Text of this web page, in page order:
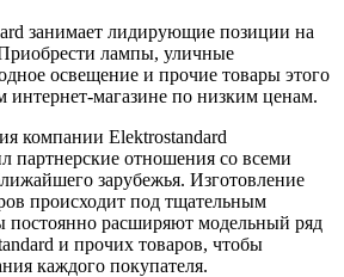
занимает лидирующие позиции на
лампы, уличные
освещение и прочие товары этого
магазине по низким ценам.
компании Elektrostandard
партнерские отношения со всеми
зарубежья. Изготовление
происходит под тщательным
постоянно расширяют модельный ряд
и прочих товаров, чтобы
каждого покупателя.